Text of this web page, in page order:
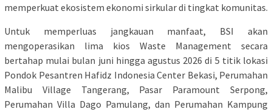
memperkuat ekosistem ekonomi sirkular di tingkat komunitas.
Untuk memperluas jangkauan manfaat, BSI akan
mengoperasikan lima kios Waste Management secara
bertahap mulai bulan juni hingga agustus 2026 di 5 titik lokasi
Pondok Pesantren Hafidz Indonesia Center Bekasi, Perumahan
Malibu Village Tangerang, Pasar Paramount Serpong,
Perumahan Villa Dago Pamulang, dan Perumahan Kampung